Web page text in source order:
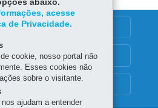
abaixo.
acesse
de Privacidade.
cookie, nosso portal não
Esses cookies não
sobre o visitante.
ajudam a entender